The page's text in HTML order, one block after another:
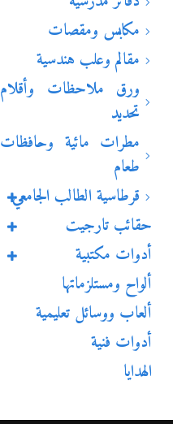
مكابس ومقصات
مقالم وعلب هندسية
ورق ملاحظات وأقلام
تحديد
مطرات مائية وحافظات
طعام
قرطاسية الطالب الجامعي
حقائب تارجيت
أدوات مكتبية
ألواح ومستلزماتها
ألعاب ووسائل تعليمية
أدوات فنية
الهدايا